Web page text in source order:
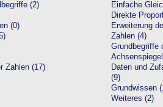
(2)
(0)
Zahlen (17)
Einfache
Direkte
Erweiterung
Zahlen (4)
Grundbegriffe
Daten und
(9)
Grundwissen
Weiteres (2)